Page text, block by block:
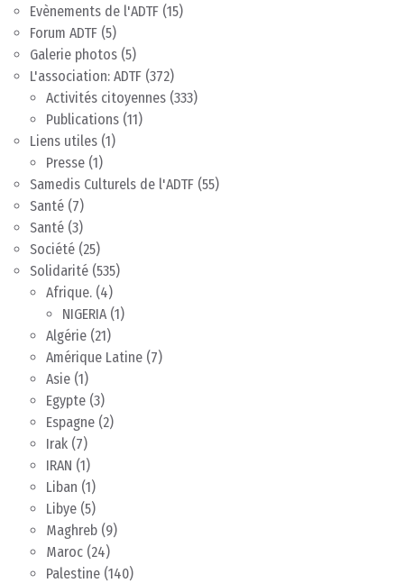
Evènements de l'ADTF (15)
Forum ADTF (5)
Galerie photos (5)
L'association: ADTF (372)
Activités citoyennes (333)
Publications (11)
Liens utiles (1)
Presse (1)
Samedis Culturels de l'ADTF (55)
Santé (7)
Santé (3)
Société (25)
Solidarité (535)
Afrique. (4)
NIGERIA(1)
Algérie (21)
Amérique Latine (7)
Asie (1)
Egypte (3)
Espagne (2)
Irak (7)
IRAN (1)
Liban (1)
Libye (5)
Maghreb (9)
Maroc (24)
Palestine (140)